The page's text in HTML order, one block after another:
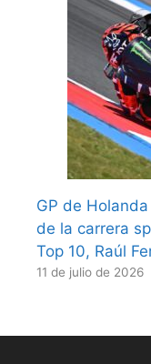
GP de
de la carrera
Top 10, Raúl
11 de julio de 2026